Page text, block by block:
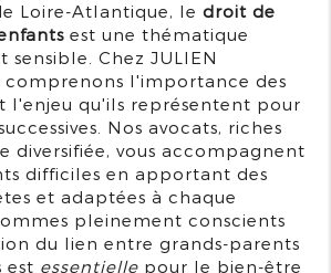
Loire-Atlantique, le droit de
est une thématique
Chez JULIEN
comprenons l'importance des
l'enjeu qu'ils représentent pour
Nos avocats, riches
diversifiée, vous accompagnent
difficiles en apportant des
et adaptées à chaque
pleinement conscients
du lien entre grands-parents
est essentielle pour le bien-être